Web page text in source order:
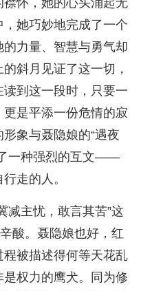
她巧妙地完成了一个
力量、智慧与勇气却
斜月见证了这一切，
到这一段时，只要一
是平添一份危情的寂
象与聂隐娘的“遇夜
一种强烈的互文——
走的人。
减主忧，敢言其苦”这
酸。聂隐娘也好，红
被描述得何等天花乱
权力的鹰犬。同为修